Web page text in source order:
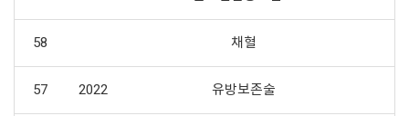
58 채혈
57 2022 유방보존술